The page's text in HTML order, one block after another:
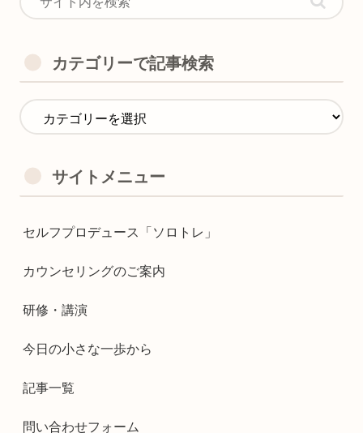
カテゴリーで記事検索
サイトメニュー
セルフプロデュース「ソロトレ」
カウンセリングのご案内
研修・講演
今日の小さな一歩から
記事一覧
問い合わせフォーム